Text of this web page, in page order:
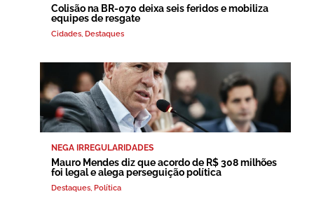
Colisão na BR-070 deixa seis feridos e mobiliza
equipes de resgate
Cidades, Destaques
NEGA IRREGULARIDADES
Mauro Mendes diz que acordo de R$ 308 milhões
foi legal e alega perseguição política
Destaques, Política